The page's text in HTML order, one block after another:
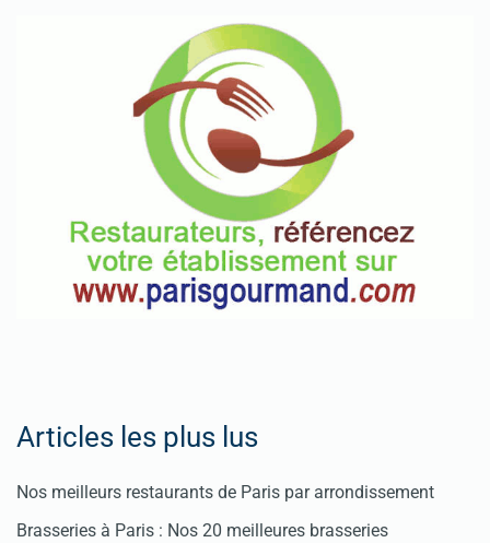
Articles les plus lus
Nos meilleurs restaurants de Paris par arrondissement
Brasseries à Paris : Nos 20 meilleures brasseries